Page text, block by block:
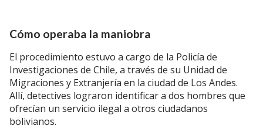
Cómo operaba la maniobra
El procedimiento estuvo a cargo de la Policía de
Investigaciones de Chile, a través de su Unidad de
Migraciones y Extranjería en la ciudad de Los Andes.
Allí, detectives lograron identificar a dos hombres que
ofrecían un servicio ilegal a otros ciudadanos
bolivianos.